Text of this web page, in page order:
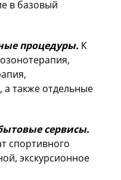
в базовый
процедуры. К
а также отдельные
сервисы.
спортивного
экскурсионное